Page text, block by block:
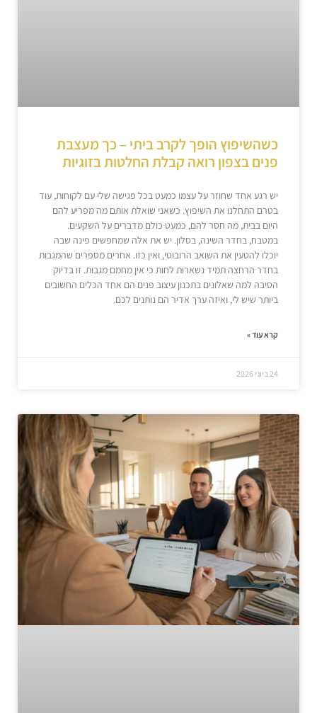
כשהשיפוץ הופך לקרב ביתי – כך מעצבת
פנים בצפון רואה קבלת החלטות בזוגיות
יש רגע אחד שחוזר על עצמו כמעט בכל פגישה שלי עם לקוחות, עוד
בטרם התחלנו את השיפוץ. כשאני שואלת אותם מה מפריע להם
היום בבית, מה חסר להם, כמעט כולם מדברים על השקעים.
במטבח, בחדר השינה, בסלון. יש את אלה שמחפשים פינה שבה
יוכלו להטעין את השואב הרובוטי, ואין כזו. אחרים מספרים שהמגבות
בחדר הרחצה תמיד נשארות לחות כי אין מחמם מגבות. זו בדיוק
הסיבה למה שאלונים בתכנון עיצוב פנים הם אחד הכלים החשובים
ביותר שיש לי, ואיזה ערך אדיר הם נותנים לכם.
קרא עוד »
24 ביוני 2026